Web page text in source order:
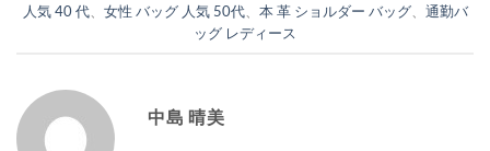
人気 40 代、 女性 バッグ 人気 50代、 本 革 ショルダー バッグ、 通勤バ
ッグ レディース
中島 晴美